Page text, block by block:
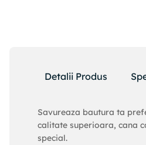
Detalii Produs
Savureaza bautura ta
calitate superioara, cana
special.